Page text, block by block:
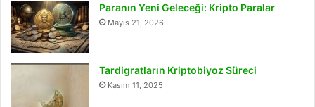
Paranın Yeni Geleceği: Kripto Paralar
Mayıs 21, 2026
Tardigratların Kriptobiyoz Süreci
Kasım 11, 2025